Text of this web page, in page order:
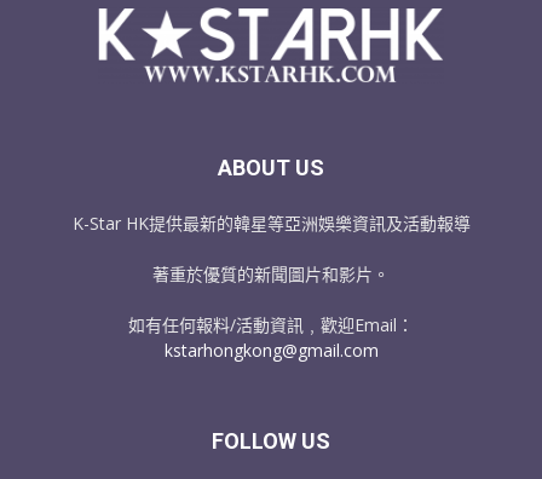
ABOUT US
K-Star HK提供最新的韓星等亞洲娛樂資訊及活動報導
著重於優質的新聞圖片和影片。
如有任何報料/活動資訊﹐歡迎Email：
kstarhongkong@gmail.com
FOLLOW US